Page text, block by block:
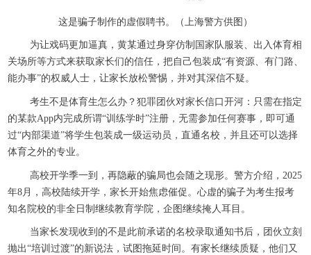
这是骗子制作的虚假聘书。（上海警方供图）
为让戏码更加逼真，黄某通过身穿仿制国家队服装、出入体育相
关场所等方式来获取家长们的信任，把自己包装成“有资源、有门路、
能办事”的权威人士，让家长放松警惕，并对其深信不疑。
考生不是体育生怎么办？犯罪团伙对家长信口开河：只需在指定
的某款App内完成所谓“训练学时”注册，无需参加任何赛事，即可通
过“内部渠道”将学生包装成一级运动员，直通名校，并且还可以选择
体育之外的专业。
高校开学季一到，再隐蔽的骗局也会随之现形。警方介绍，2025
年8月，高校陆续开学，家长开始焦虑催促。心虚的骗子为考生报考
知名院校的非全日制继续教育学院，企图继续掩人耳目。
当家长发现收到的不是此前承诺的名校录取通知书后，团伙立刻
抛出“培训过渡”的新说法，试图拖延时间。有家长继续质疑，他们又